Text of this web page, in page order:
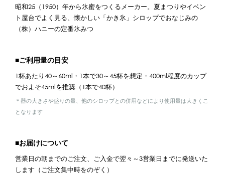
昭和25（1950）年から氷蜜をつくるメーカー。夏まつりやイベン
ト屋台でよく見る、懐かしい「かき氷」シロップでおなじみの
（株）ハニーの定番氷みつ
■ご利用量の目安
1杯あたり40～60ml・1本で30～45杯を想定・400ml程度のカップ
でおよそ45mlを推奨（1本で40杯）
＊器の大きさや盛りの量、他のシロップとの併用などにより使用量は大きくこ
となります
■お届けについて
営業日の朝までのご注文、ご入金で翌々～3営業日までに発送いた
します（ご注文集中時をのぞく）